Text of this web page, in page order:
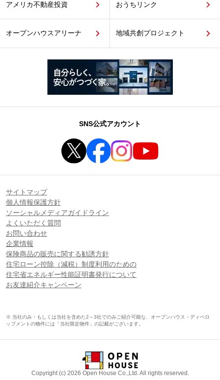
アメリカ不動産投資 おうちリンク
オープンハウスアリーナ 地域共創プロジェクト
SNS公式アカウント
サイトマップ
個人情報保護方針
ソーシャルメディアガイドライン
よくいただく質問
お問い合わせ
企業情報
保険商品の販売に関する勧誘方針
住宅ローン控除（減税）制度利用のための
住宅省エネルギー性能証明書発行について
お友達紹介キャンペーン
※ 当社のみ・もしくは当社を含めた2～3社でのみご紹介可能な、オープンハウス・ディベロ
ップメントの物件には「当社限定物件」の記載がございます。
Copyright (c) 2026 Open House Co.,Ltd. All rights reserved.